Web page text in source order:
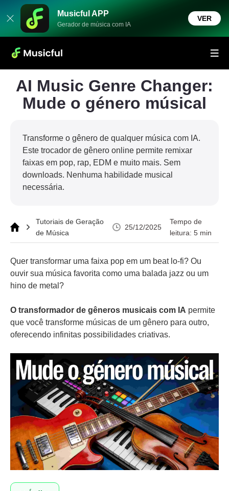
Musicful APP
Gerador de música com IA
VER
AI Music Genre Changer:
Mude o género músical
Transforme o gênero de qualquer música com IA.
Este trocador de gênero online permite remixar
faixas em pop, rap, EDM e muito mais. Sem
downloads. Nenhuma habilidade musical
necessária.
Tutoriais de Geração
de Música
25/12/2025
Tempo de
leitura: 5 min
Quer transformar uma faixa pop em um beat lo-fi? Ou
ouvir sua música favorita como uma balada jazz ou um
hino de metal?
O transformador de gêneros musicais com IA permite
que você transforme músicas de um gênero para outro,
oferecendo infinitas possibilidades criativas.